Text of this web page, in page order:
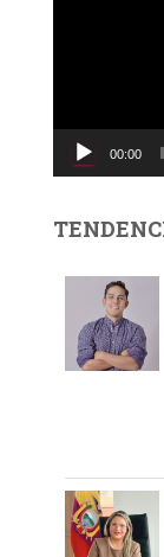
c
d
00:00